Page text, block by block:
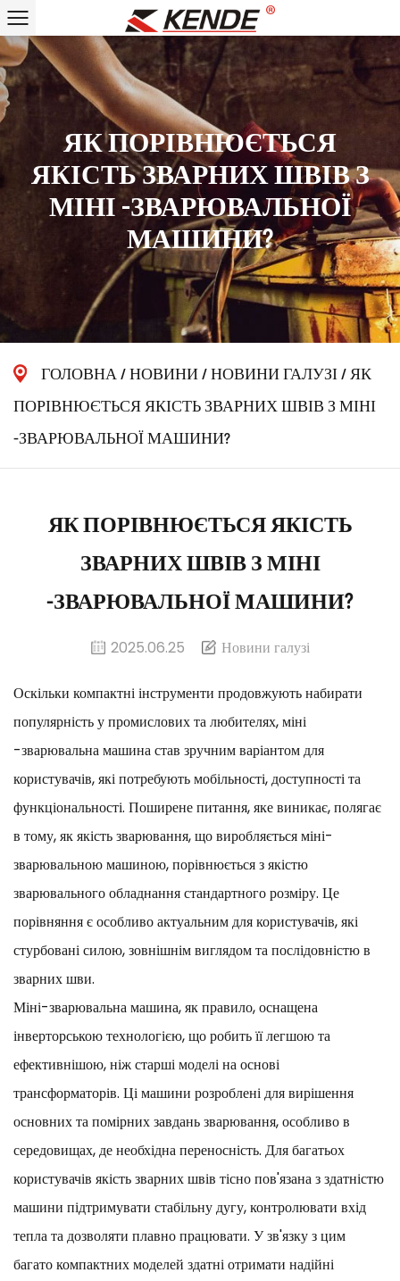
ЯК ПОРІВНЮЄТЬСЯ
ЯКІСТЬ ЗВАРНИХ ШВІВ З
МІНІ -ЗВАРЮВАЛЬНОЇ
МАШИНИ?
ГОЛОВНА /НОВИНИ/НОВИНИ ГАЛУЗІ/ ЯК
ПОРІВНЮЄТЬСЯ ЯКІСТЬ ЗВАРНИХ ШВІВ З МІНІ
-ЗВАРЮВАЛЬНОЇ МАШИНИ?
ЯК ПОРІВНЮЄТЬСЯ ЯКІСТЬ
ЗВАРНИХ ШВІВ З МІНІ
-ЗВАРЮВАЛЬНОЇ МАШИНИ?
2025.06.25 Новини галузі
Оскільки компактні інструменти продовжують набирати
популярність у промислових та любителях,міні
-зварювальна машинастав зручним варіантом для
користувачів, які потребують мобільності, доступності та
функціональності. Поширене питання, яке виникає, полягає
в тому, як якість зварювання, що виробляється міні-
зварювальною машиною, порівнюється з якістю
зварювального обладнання стандартного розміру. Це
порівняння є особливо актуальним для користувачів, які
стурбовані силою, зовнішнім виглядом та послідовністю в
зварних шви.
Міні-зварювальна машина, як правило, оснащена
інверторською технологією, що робить її легшою та
ефективнішою, ніж старші моделі на основі
трансформаторів. Ці машини розроблені для вирішення
основних та помірних завдань зварювання, особливо в
середовищах, де необхідна переносність. Для багатьох
користувачів якість зварних швів тісно пов'язана з здатністю
машини підтримувати стабільну дугу, контролювати вхід
тепла та дозволяти плавно працювати. У зв'язку з цим
багато компактних моделей здатні отримати надійні